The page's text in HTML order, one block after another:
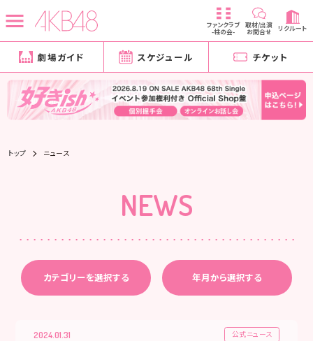
ファンクラブ
-柱の会-
取材/出演
お問合せ リクルート
劇場ガイド スケジュール チケット
トップ ニュース
NEWS
カテゴリーを選択する 年月から選択する
2024.01.31 公式ニュース